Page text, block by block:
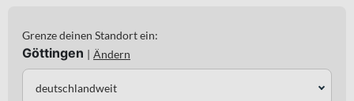
Grenze deinen Standort ein:
Göttingen | Ändern
deutschlandweit